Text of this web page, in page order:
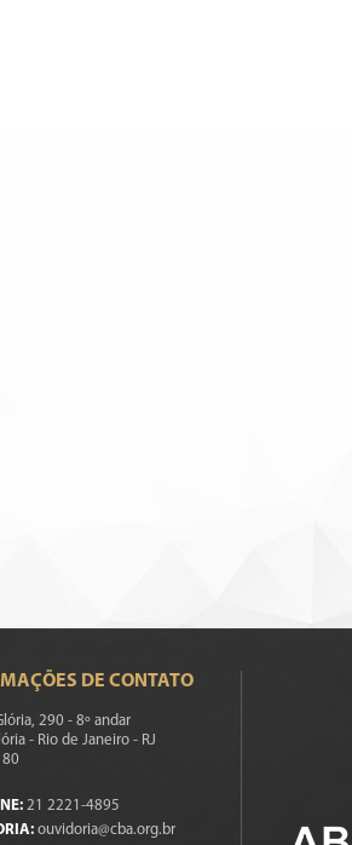
DE CONTATO
290 - 8º andar
- Rio de Janeiro - RJ
21 2221-4895
ouvidoria@cba.org.br